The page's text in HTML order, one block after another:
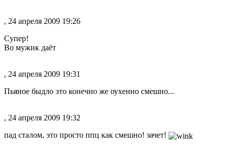
, 24 апреля 2009 19:26
Супер!
Во мужик даёт
, 24 апреля 2009 19:31
Пьяное быдло это конечно же оухенно смешно...
, 24 апреля 2009 19:32
пад сталом, это просто ппц как смешно! зачет!